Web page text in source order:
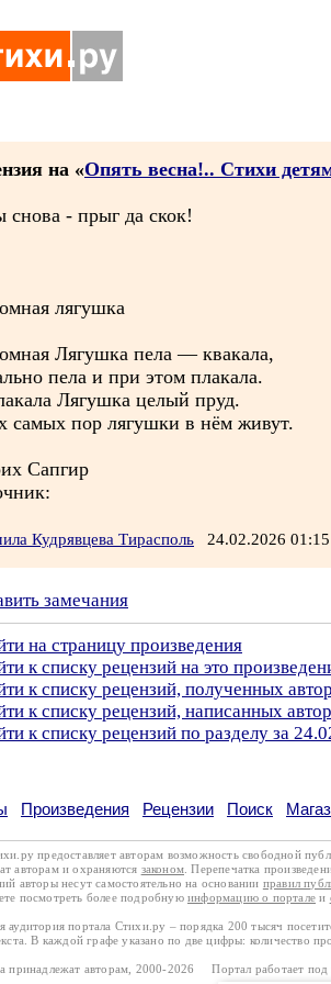
на «Опять весна!.. Стихи
снова - прыг да скок!
лягушка
Лягушка пела — квакала,
пела и при этом плакала.
Лягушка целый пруд.
самых пор лягушки в нём живут.
Сапгир
Кудрявцева Тирасполь 24.02.2026
замечания
на страницу произведения
к списку рецензий на это
к списку рецензий, полученных
к списку рецензий, написанных
к списку рецензий по разделу за
Произведения Рецензии Поиск
предоставляет авторам возможность свободной
авторам и охраняются законом . Перепечатка
авторы несут самостоятельно на основании правил
посмотреть более подробную информацию о портале и
аудитория портала Стихи.ру – порядка 200 тысяч
В каждой графе указано по две цифры: количество
принадлежат авторам, 2000-2026 Портал работает под